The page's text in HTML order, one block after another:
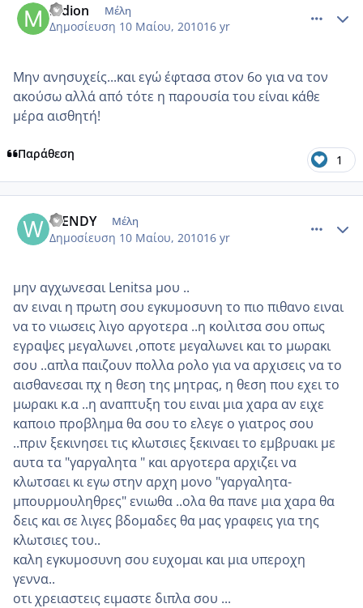
mdion Μέλη
Δημοσίευση 10 Μαίου, 201016 yr
Μην ανησυχείς...και εγώ έφτασα στον 6ο για να τον
ακούσω αλλά από τότε η παρουσία του είναι κάθε
μέρα αισθητή!
Παράθεση 1
WENDY Μέλη
Δημοσίευση 10 Μαίου, 201016 yr
μην αγχωνεσαι Lenitsa μου ..
αν ειναι η πρωτη σου εγκυμοσυνη το πιο πιθανο ειναι
να το νιωσεις λιγο αργοτερα ..η κοιλιτσα σου οπως
εγραψες μεγαλωνει ,οποτε μεγαλωνει και το μωρακι
σου ..απλα παιζουν πολλα ρολο για να αρχισεις να το
αισθανεσαι πχ η θεση της μητρας, η θεση που εχει το
μωρακι κ.α ..η αναπτυξη του ειναι μια χαρα αν ειχε
καποιο προβλημα θα σου το ελεγε ο γιατρος σου
..πριν ξεκινησει τις κλωτσιες ξεκιναει το εμβρυακι με
αυτα τα "γαργαλητα " και αργοτερα αρχιζει να
κλωτσαει κι εγω στην αρχη μονο "γαργαλητα-
μπουρμουληθρες" ενιωθα ..ολα θα πανε μια χαρα θα
δεις και σε λιγες βδομαδες θα μας γραφεις για της
κλωτσιες του..
καλη εγκυμοσυνη σου ευχομαι και μια υπεροχη
γεννα..
οτι χρειαστεις ειμαστε διπλα σου ...